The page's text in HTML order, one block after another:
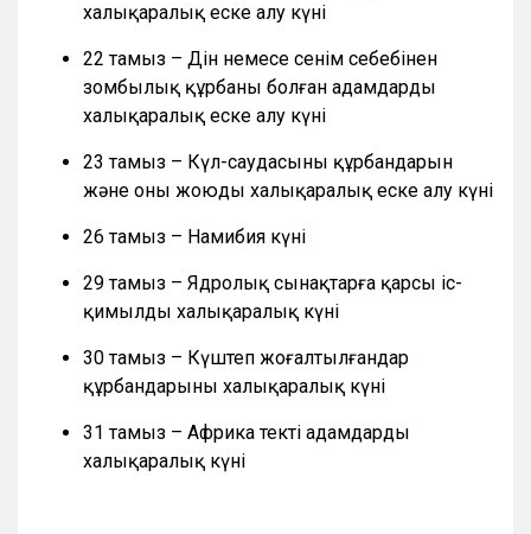
халықаралық еске алу күні
22 тамыз – Дін немесе сенім себебінен
зомбылық құрбаны болған адамдарды
халықаралық еске алу күні
23 тамыз – Күл-саудасының құрбандарын
және оны жоюды халықаралық еске алу күні
26 тамыз – Намибия күні
29 тамыз – Ядролық сынақтарға қарсы іс-
қимылдың халықаралық күні
30 тамыз – Күштеп жоғалтылғандар
құрбандарының халықаралық күні
31 тамыз – Африка текті адамдардың
халықаралық күні